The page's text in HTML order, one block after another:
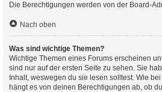
Die Berechtigungen werden von der Board-
Nach oben
Was sind wichtige Themen?
Wichtige Themen eines Forums erscheinen
sind nur auf der ersten Seite zu sehen. Sie
Inhalt, weswegen du sie lesen solltest. Wie
hängt es von deinen Berechtigungen ab, ob